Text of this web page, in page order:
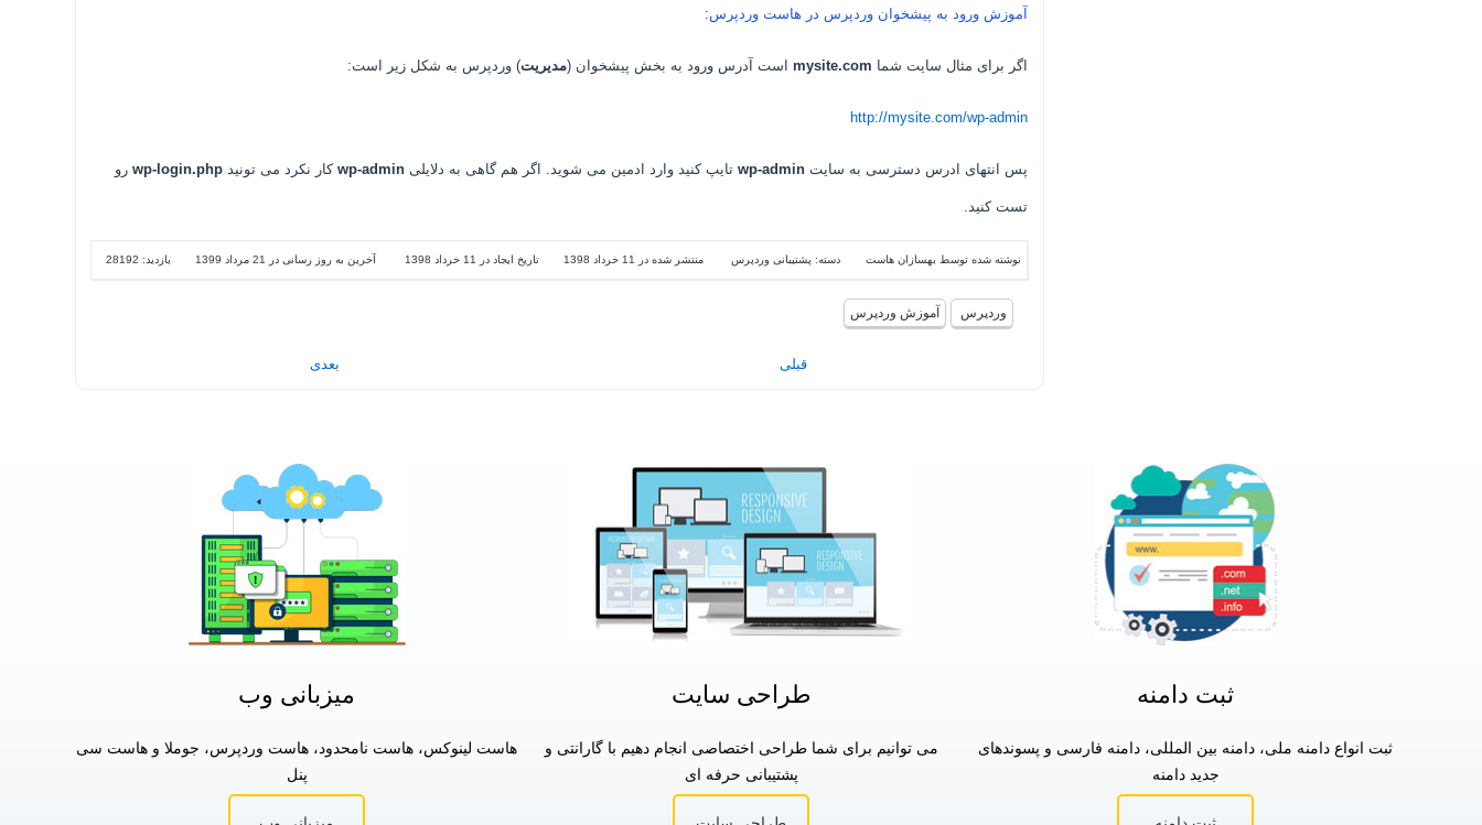
آموزش ورود به پیشخوان وردپرس در هاست وردپرس:
اگر برای مثال سایت شما mysite.com است آدرس ورود به بخش پیشخوان (مدیریت) وردپرس به شکل زیر است:
http://mysite.com/wp-admin
پس انتهای ادرس دسترسی به سایتwp-admin تایپ کنید وارد ادمین می شوید. اگر هم گاهی به دلایلیwp-admin کار نکرد می تونیدwp-login.php رو
تست کنید.
نوشته شده توسط بهسازان هاست دسته: پشتیبانی وردپرس منتشر شده در 11 خرداد 1398 تاریخ ایجاد در 11 خرداد 1398 آخرین به روز رسانی در 21 مرداد 1399 بازدید: 28192
وردپرس آموزش وردپرس
قبلی بعدی
ثبت دامنه
ثبت انواع دامنه ملی، دامنه بین المللی، دامنه فارسی و پسوندهای
جدید دامنه
طراحی سایت
می توانیم برای شما طراحی اختصاصی انجام دهیم با گارانتی و
پشتیبانی حرفه ای
میزبانی وب
هاست لینوکس، هاست نامحدود، هاست وردپرس، جوملا و هاست سی
پنل